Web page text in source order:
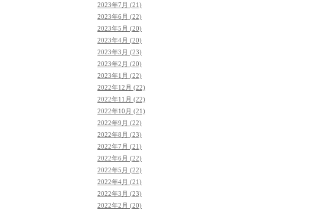
2023年7月 (21)
2023年6月 (22)
2023年5月 (20)
2023年4月 (20)
2023年3月 (23)
2023年2月 (20)
2023年1月 (22)
2022年12月 (22)
2022年11月 (22)
2022年10月 (21)
2022年9月 (22)
2022年8月 (23)
2022年7月 (21)
2022年6月 (22)
2022年5月 (22)
2022年4月 (21)
2022年3月 (23)
2022年2月 (20)